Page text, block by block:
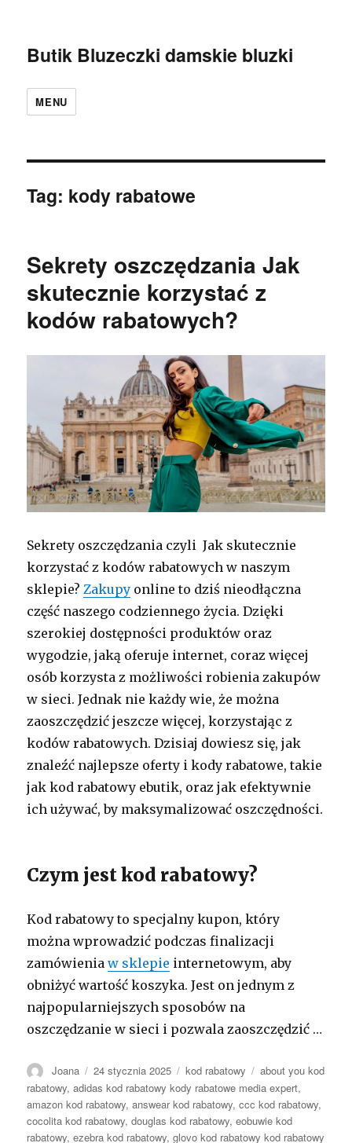
Butik Bluzeczki damskie bluzki
MENU
Tag: kody rabatowe
Sekrety oszczędzania Jak
skutecznie korzystać z
kodów rabatowych?
Sekrety oszczędzania czyli Jak skutecznie
korzystać z kodów rabatowych w naszym
sklepie?Zakupy online to dziś nieodłączna
część naszego codziennego życia. Dzięki
szerokiej dostępności produktów oraz
wygodzie, jaką oferuje internet, coraz więcej
osób korzysta z możliwości robienia zakupów
w sieci. Jednak nie każdy wie, że można
zaoszczędzić jeszcze więcej, korzystając z
kodów rabatowych. Dzisiaj dowiesz się, jak
znaleźć najlepsze oferty i kody rabatowe, takie
jak kod rabatowy ebutik, oraz jak efektywnie
ich używać, by maksymalizować oszczędności.
Czym jest kod rabatowy?
Kod rabatowy to specjalny kupon, który
można wprowadzić podczas finalizacji
zamówieniaw sklepie internetowym, aby
obniżyć wartość koszyka. Jest on jednym z
najpopularniejszych sposobów na
oszczędzanie w sieci i pozwala zaoszczędzić …
Autor
Joana Opublikowano
24 stycznia 2025 Kategorie
kod rabatowy Tagi
about you kod
rabatowy,adidas kod rabatowy kody rabatowe media expert,
amazon kod rabatowy,answear kod rabatowy,ccc kod rabatowy,
cocolita kod rabatowy,douglas kod rabatowy,eobuwie kod
rabatowy,ezebra kod rabatowy,glovo kod rabatowy kod rabatowy